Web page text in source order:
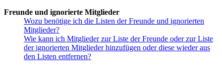
Freunde und ignorierte Mitglieder
Wozu benötige ich die Listen der Freunde und ignorierten
Mitglieder?
Wie kann ich Mitglieder zur Liste der Freunde oder zur Liste
der ignorierten Mitglieder hinzufügen oder diese wieder aus
den Listen entfernen?